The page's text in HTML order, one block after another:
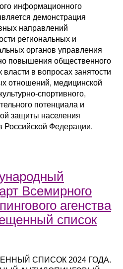
информационного
демонстрация
направлений
региональных и
органов управления
повышения общественного
власти в вопросах занятости
отношений, медицинской
спортивного,
потенциала и
защиты населения
Российской Федерации.
Всемирного
агенства
список
СПИСОК 2024 ГОДА.